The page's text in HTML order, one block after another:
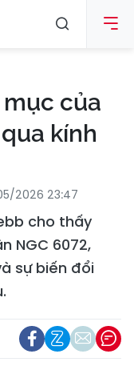
của
kính
2026 23:47
cho thấy
NGC 6072,
sự biến đổi